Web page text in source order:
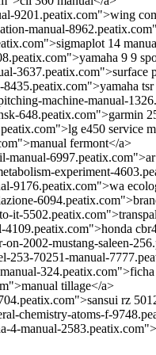
9201.peatix.com">wing
manual-
14
9 9
3637.peatix.com">surface
machine-manual-
648.peatix.com">garmin
e450 service
fermont</a>
manual-
experiment-
9176.peatix.com">wa
it-
2002-mustang-saleen-
253-70251-manual-
tillage</a>
rz
chemistry-atoms-f-
4-manual-